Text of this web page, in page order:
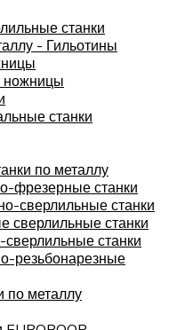
станки
- Гильотины
станки
по металлу
фрезерные станки
сверлильные станки
сверлильные станки
станки
резьбонарезные
по металлу